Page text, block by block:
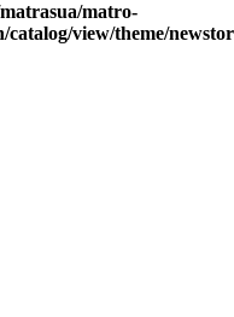
matro-
catalog/view/theme/